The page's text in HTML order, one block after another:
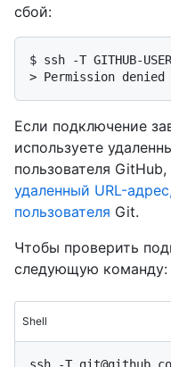
сбой:
$ ssh -T GITHUB-
> Permission
Если подключение
используете
пользователя
удаленный URL-
пользователя Git.
Чтобы проверить
следующую команду:
Shell